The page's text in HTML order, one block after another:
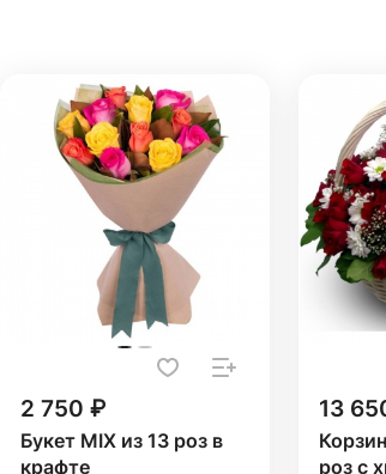
2 750 ₽
Букет MIX из 13 роз в
крафте
13
роз с